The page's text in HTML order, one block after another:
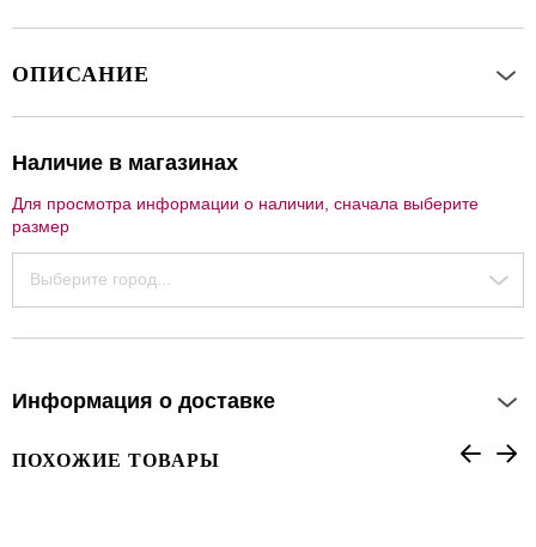
ОПИСАНИЕ
Наличие в магазинах
Для просмотра информации о наличии, сначала выберите
размер
Выберите город...
Информация о доставке
ПОХОЖИЕ ТОВАРЫ